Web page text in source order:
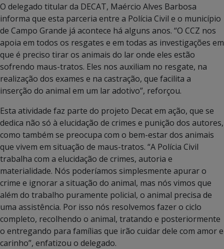
O delegado titular da DECAT, Maércio Alves Barbosa
informa que esta parceria entre a Polícia Civil e o município
de Campo Grande já acontece há alguns anos. “O CCZ nos
apoia em todos os resgates e em todas as investigações em
que é preciso tirar os animais do lar onde eles estão
sofrendo maus-tratos. Eles nos auxiliam no resgate, na
realização dos exames e na castração, que facilita a
inserção do animal em um lar adotivo”, reforçou.
Esta atividade faz parte do projeto Decat em ação, que se
dedica não só à elucidação de crimes e punição dos autores,
como também se preocupa com o bem-estar dos animais
que vivem em situação de maus-tratos. “A Polícia Civil
trabalha com a elucidação de crimes, autoria e
materialidade. Nós poderíamos simplesmente apurar o
crime e ignorar a situação do animal, mas nós vimos que
além do trabalho puramente policial, o animal precisa de
uma assistência. Por isso nós resolvemos fazer o ciclo
completo, recolhendo o animal, tratando e posteriormente
o entregando para famílias que irão cuidar dele com amor e
carinho”, enfatizou o delegado.